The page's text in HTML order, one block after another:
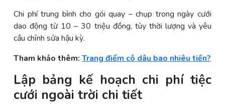
Chi phí trung bình cho gói quay – chụp trong ngày cưới
dao động từ 10 – 30 triệu đồng, tùy thời lượng và yêu
cầu chỉnh sửa hậu kỳ.
Tham khảo thêm: Trang điểm cô dâu bao nhiêu tiền?
Lập bảng kế hoạch chi phí tiệc
cưới ngoài trời chi tiết